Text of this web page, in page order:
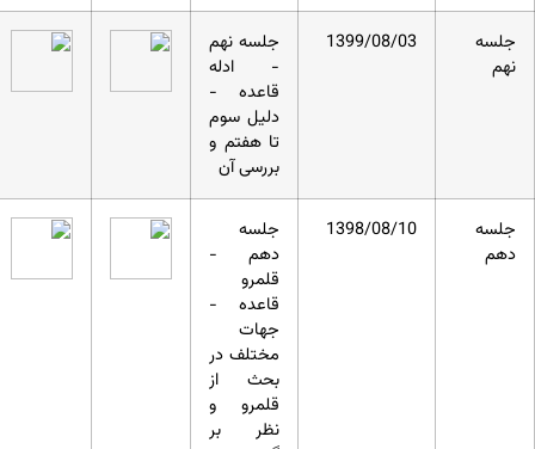
جلسه
نهم
1399/08/03
جلسه نهم
- ادله
قاعده -
دلیل سوم
تا هفتم و
بررسی آن
جلسه
دهم
1398/08/10
جلسه
دهم -
قلمرو
قاعده -
جهات
مختلف در
بحث از
قلمرو و
نظر بر